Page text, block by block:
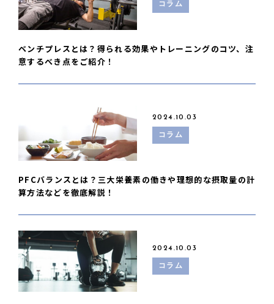
コラム
ベンチプレスとは？得られる効果やトレーニングのコツ、注
意するべき点をご紹介！
2024.10.03
コラム
PFCバランスとは？三大栄養素の働きや理想的な摂取量の計
算方法などを徹底解説！
2024.10.03
コラム